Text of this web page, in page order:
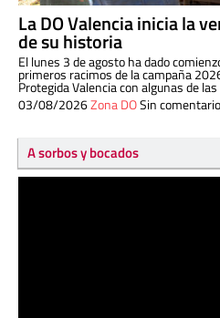
La DO Valencia inicia la
de su historia
El lunes 3 de agosto ha dado
primeros racimos de la campaña
Protegida Valencia con algunas de
03/08/2026Zona DOSin
A sorbos y bocados